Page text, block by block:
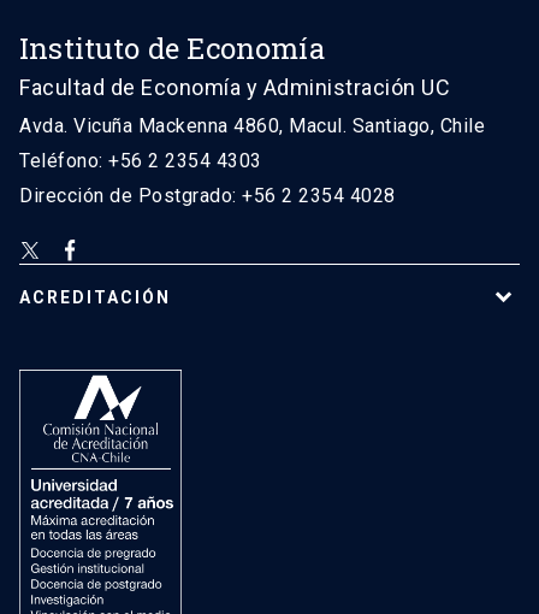
Instituto de Economía
Facultad de Economía y Administración UC
Avda. Vicuña Mackenna 4860, Macul. Santiago, Chile
Teléfono: +56 2 2354 4303
Dirección de Postgrado: +56 2 2354 4028
ACREDITACIÓN